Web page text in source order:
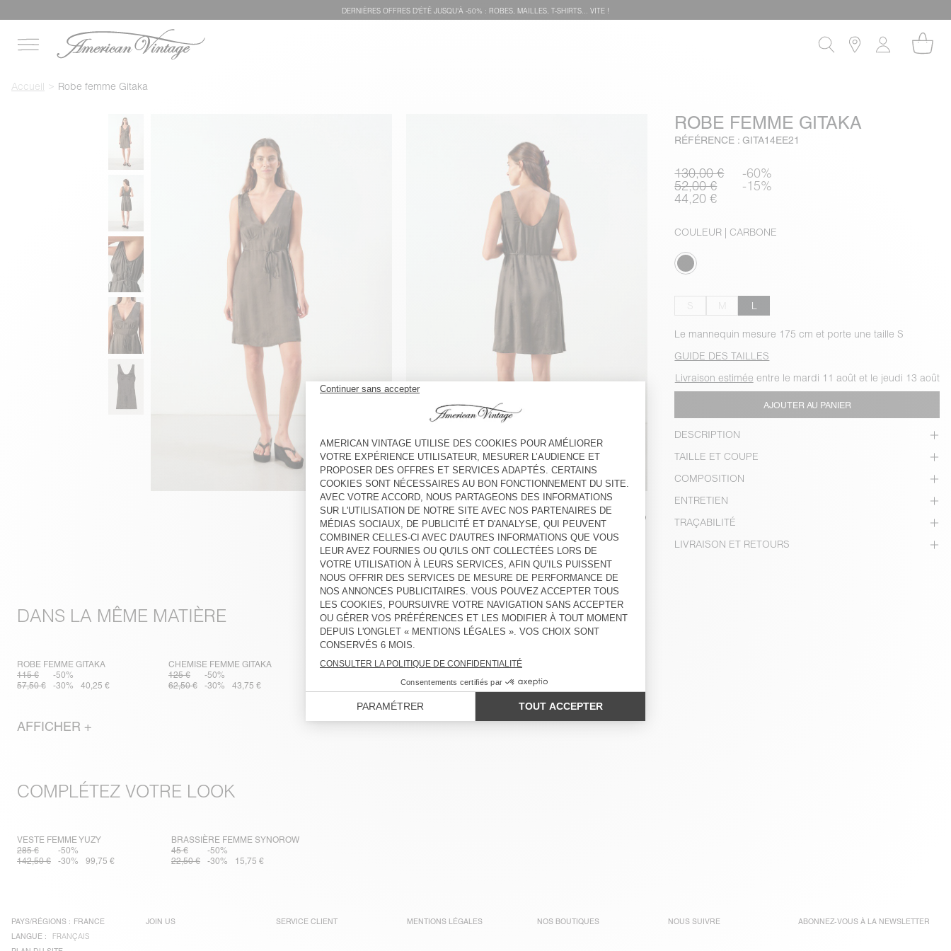
DERNIÈRES OFFRES D'ÉTÊ JUSQU'À -50% : ROBES, MAILLES, T-SHIRTS... VITE !
Accueil Robe femme Gitaka
ROBE FEMME GITAKA
RÉFÉRENCE : GITA14EE21
130,00 € -60%
52,00 € -15%
44,20 €
COULEUR | CARBONE
L
Le mannequin mesure 175 cm et porte une taille S
GUIDE DES TAILLES
Livraison estimée entre le mardi 11 août et le jeudi 13 août
AJOUTER AU PANIER
DESCRIPTION
TAILLE ET COUPE
COMPOSITION
ENTRETIEN
TRAÇABILITÉ
LIVRAISON ET RETOURS
DANS LA MÊME MATIÈRE
ROBE FEMME GITAKA
115 €
-50%
57,50 €
-30% 40,25 €
CHEMISE FEMME GITAKA
125 €
-50%
62,50 €
-30% 43,75 €
SHORT FEMME GITAKA
AFFICHER +
COMPLÉTEZ VOTRE LOOK
VESTE FEMME YUZY
285 €
-50%
142,50 €
-30% 99,75 €
BRASSIÈRE FEMME SYNOROW
45 €
-50%
22,50 €
-30% 15,75 €
PAYS/RÉGIONS : FRANCE
LANGUE :
FRANÇAIS
JOIN US SERVICE CLIENT MENTIONS LÉGALES NOS BOUTIQUES NOUS SUIVRE ABONNEZ-VOUS À LA NEWSLETTER